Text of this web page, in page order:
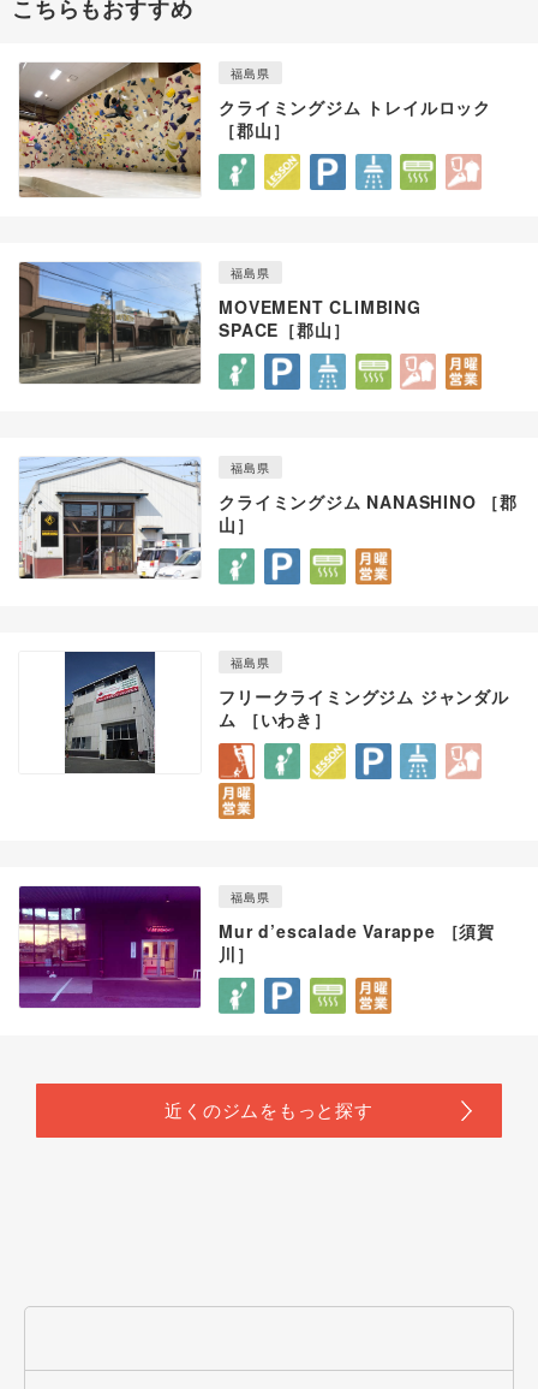
こちらもおすすめ
福島県
クライミングジム トレイルロック
［郡山］
福島県
MOVEMENT CLIMBING
SPACE［郡山］
福島県
クライミングジム NANASHINO ［郡
山］
福島県
フリークライミングジム ジャンダル
ム ［いわき］
福島県
Mur d’escalade Varappe ［須賀
川］